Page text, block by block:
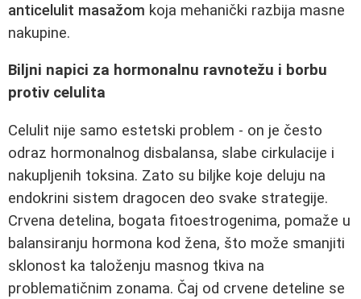
anticelulit masažom koja mehanički razbija masne
nakupine.
Biljni napici za hormonalnu ravnotežu i borbu
protiv celulita
Celulit nije samo estetski problem - on je često
odraz hormonalnog disbalansa, slabe cirkulacije i
nakupljenih toksina. Zato su biljke koje deluju na
endokrini sistem dragocen deo svake strategije.
Crvena detelina, bogata fitoestrogenima, pomaže u
balansiranju hormona kod žena, što može smanjiti
sklonost ka taloženju masnog tkiva na
problematičnim zonama. Čaj od crvene deteline se